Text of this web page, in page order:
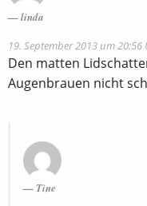
linda
19. September 2013 um 20:56
Den matten
Augenbrauen nicht
Tine